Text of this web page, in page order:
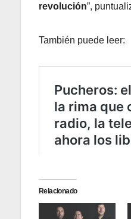
revolución”,
También puede leer:
Relacionado